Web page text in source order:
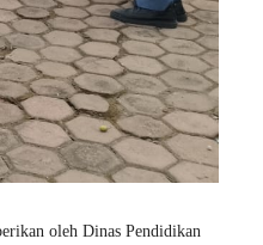
oleh Dinas Pendidikan